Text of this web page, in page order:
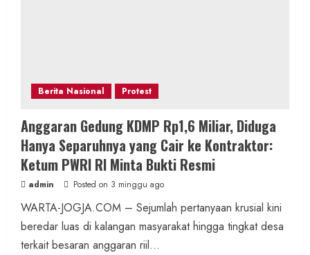
Berita Nasional Protest
Anggaran Gedung KDMP Rp1,6 Miliar, Diduga
Hanya Separuhnya yang Cair ke Kontraktor:
Ketum PWRI RI Minta Bukti Resmi
admin Posted on 3 minggu ago
WARTA-JOGJA.COM – Sejumlah pertanyaan krusial kini
beredar luas di kalangan masyarakat hingga tingkat desa
terkait besaran anggaran riil...